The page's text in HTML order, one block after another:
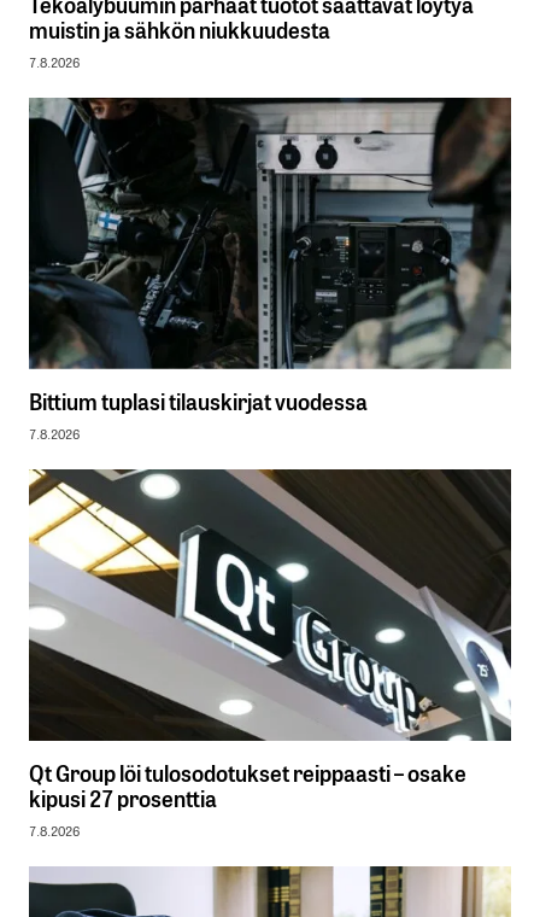
muistin ja sähkön niukkuudesta
7.8.2026
Bittium tuplasi tilauskirjat vuodessa
7.8.2026
Qt Group löi tulosodotukset reippaasti – osake
kipusi 27 prosenttia
7.8.2026